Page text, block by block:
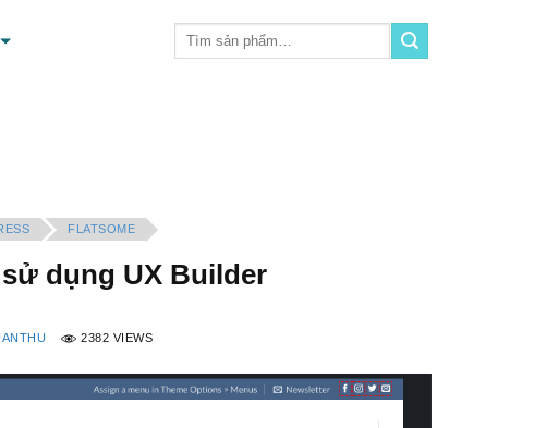
Tìm
FLATSOME
dụng UX Builder
2382 VIEWS